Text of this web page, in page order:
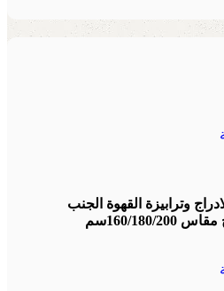
وترابيزة القهوة الجنب